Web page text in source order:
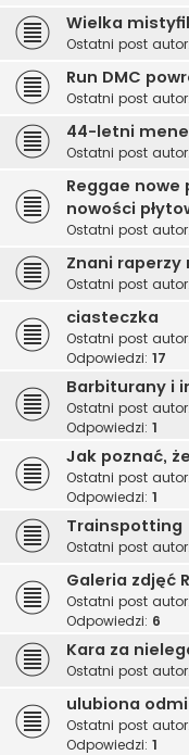
Wielka
Ostatni post autor:
Run DMC
Ostatni post autor:
44-letni
Ostatni post autor:
Reggae nowe
nowości
Ostatni post autor:
Znani raperzy
Ostatni post autor:
ciasteczka
Ostatni post autor:
Odpowiedzi: 17
Barbiturany i
Ostatni post autor:
Odpowiedzi: 1
Jak poznać,
Ostatni post autor:
Odpowiedzi: 1
Trainspotting
Ostatni post autor:
Galeria zdjęć
Ostatni post autor:
Odpowiedzi: 6
Kara za
Ostatni post autor:
ulubiona
Ostatni post autor:
Odpowiedzi: 1